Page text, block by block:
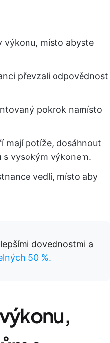
výkonu, místo abyste
převzali odpovědnost
pokrok namísto
mají potíže, dosáhnout
s vysokým výkonem.
vedli, místo aby
dovednostmi a
50 %.